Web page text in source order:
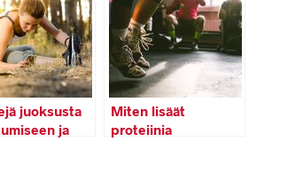
juoksusta
ja
Miten lisäät
proteiinia